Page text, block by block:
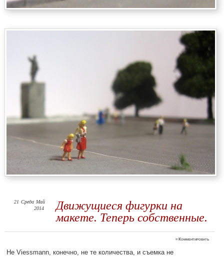
Движущиеся фигурки на
макете. Теперь собственные.
21 Среда Май
2014
≈ Комментировать
Не Viessmann, конечно, не те количества, и съемка не